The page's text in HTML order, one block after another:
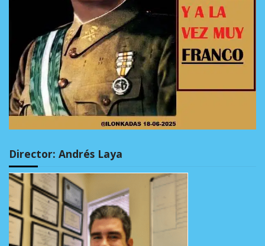
Director: Andrés Laya